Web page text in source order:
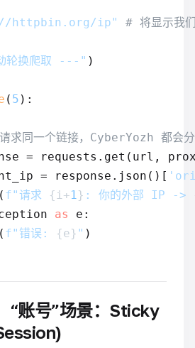
httpbin.org/ip" # 将显示我
换爬取 ---" )
( 5 ):
求同一个链接，CyberYozh 都会
requests.get(url,
= response.json()[
f"请求 {i+1} : 你的外部 IP ->
as
e:
f"错误: {e} "
“账号”场景：Sticky